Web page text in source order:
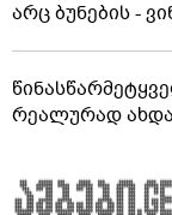
არც ბუნების -
რეალურად ახდა